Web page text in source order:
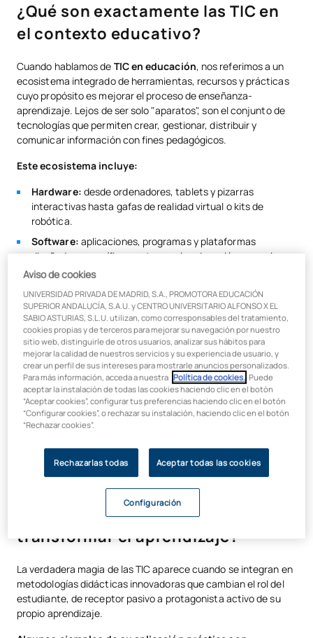
¿Cómo se aplican las TIC para transformar el aprendizaje?
¿A qué retos y desafíos nos enfrentamos al usar TIC?
Conclusión: el futuro es de los profesionales que unen educación y
tecnología
Preguntas Frecuentes (FAQ) sobre el impacto de las TIC en la
educación
Resumen
¿Qué son exactamente las TIC en
el contexto educativo?
Cuando hablamos de TIC en educación, nos referimos a un
ecosistema integrado de herramientas, recursos y prácticas
cuyo propósito es mejorar el proceso de enseñanza-
aprendizaje. Lejos de ser solo "aparatos", son el conjunto de
tecnologías que permiten crear, gestionar, distribuir y
comunicar información con fines pedagógicos.
Este ecosistema incluye:
Hardware: desde ordenadores, tablets y pizarras
interactivas hasta gafas de realidad virtual o kits de
robótica.
Software: aplicaciones, programas y plataformas
diseñadas específicamente para la educación, como los
Sistemas de Gestión del Aprendizaje (LMS), software de
Recursos digitales:contenidos accesibles a través de la
red, como enciclopedias online, vídeos educativos,
podcasts, artículos de investigación o bancos de
imágenes.
Herramientas de comunicación:plataformas que
permiten la interacción y colaboración en tiempo real o
asíncrona, como foros, videoconferencias, blogs o wikis.
El objetivo final de integrar las TIC no es la tecnología en sí
accesible, interactivo y adaptado a las necesidades de un
¿Cómo se aplican las TIC para
transformar el aprendizaje?
La verdadera magia de las TIC aparece cuando se integran en
metodologías didácticas innovadoras que cambian el rol del
estudiante, de receptor pasivo a protagonista activo de su
propio aprendizaje.
Aviso de cookies
UNIVERSIDAD PRIVADA DE MADRID, S.A., PROMOTORA EDUCACIÓN
SUPERIOR ANDALUCÍA, S.A.U. y CENTRO UNIVERSITARIO ALFONSO X EL
SABIO ASTURIAS, S.L.U. utilizan, como corresponsables del tratamiento,
cookies propias y de terceros para mejorar su navegación por nuestro
sitio web, distinguirle de otros usuarios, analizar sus hábitos para
mejorar la calidad de nuestros servicios y su experiencia de usuario, y
crear un perfil de sus intereses para mostrarle anuncios personalizados.
Para más información, acceda a nuestra Política de cookies. . Puede
aceptar la instalación de todas las cookies haciendo clic en el botón
“Aceptar cookies”, configurar tus preferencias haciendo clic en el botón
“Configurar cookies”, o rechazar su instalación, haciendo clic en el botón
“Rechazar cookies”.
Rechazarlas todas Aceptar todas las cookies
Configuración